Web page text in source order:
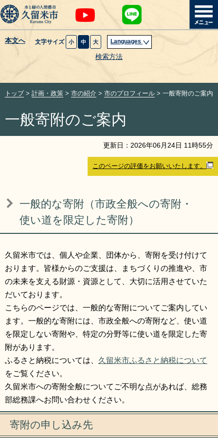
本文へ 文字サイズ 小 中 大 Languages
検索方法
暮らし・届出
健康・医療・福祉
観光魅力・イベント
創業・産業・ビジネス
サイトマップ 組織から探す
RSS プライバシーポリシー
サイトについて
トップ> 計画・政策 > 市の紹介 > 市のプロフィール > 一般寄附のご案内
一般寄附のご案内
更新日： 2026年06月 24日 11時55分
このページの評価をお願いいたします。
一般的な寄附（市政全般への寄附・
使い道を限定した寄附）
久留米市では、個人や企業、団体から、寄附を受け付けて
おります。皆様からのご支援は、まちづくりの推進や、市
の未来を支える財源・資源として、大切に活用させていた
だいております。
こちらのページでは、一般的な寄附についてご案内してい
ます。一般的な寄附には、市政全般への寄附など、使い道
を限定しない寄附や、特定の分野等に使い道を限定した寄
附があります。
ふるさと納税については、 久留米市ふるさと納税について
をご覧ください。
久留米市への寄附全般についてご不明な点があれば、総務
部総務課へお問い合わせください。
寄附の申し込み先